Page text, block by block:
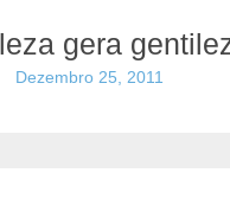
gera
Dezembro 25, 2011